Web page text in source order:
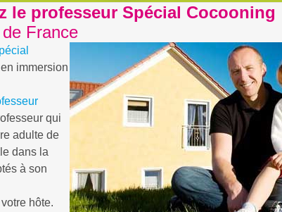
le professeur Spécial Cocooning
France
en immersion
qui
adulte de
dans la
à son
hôte.